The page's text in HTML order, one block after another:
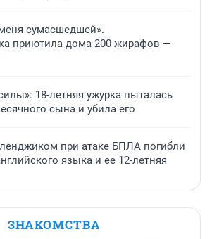
сумасшедшей».
приютила дома 200 жирафов —
18-летняя ужурка пыталась
сына и убила его
при атаке БПЛА погибли
языка и ее 12-летняя
ЗНАКОМСТВА